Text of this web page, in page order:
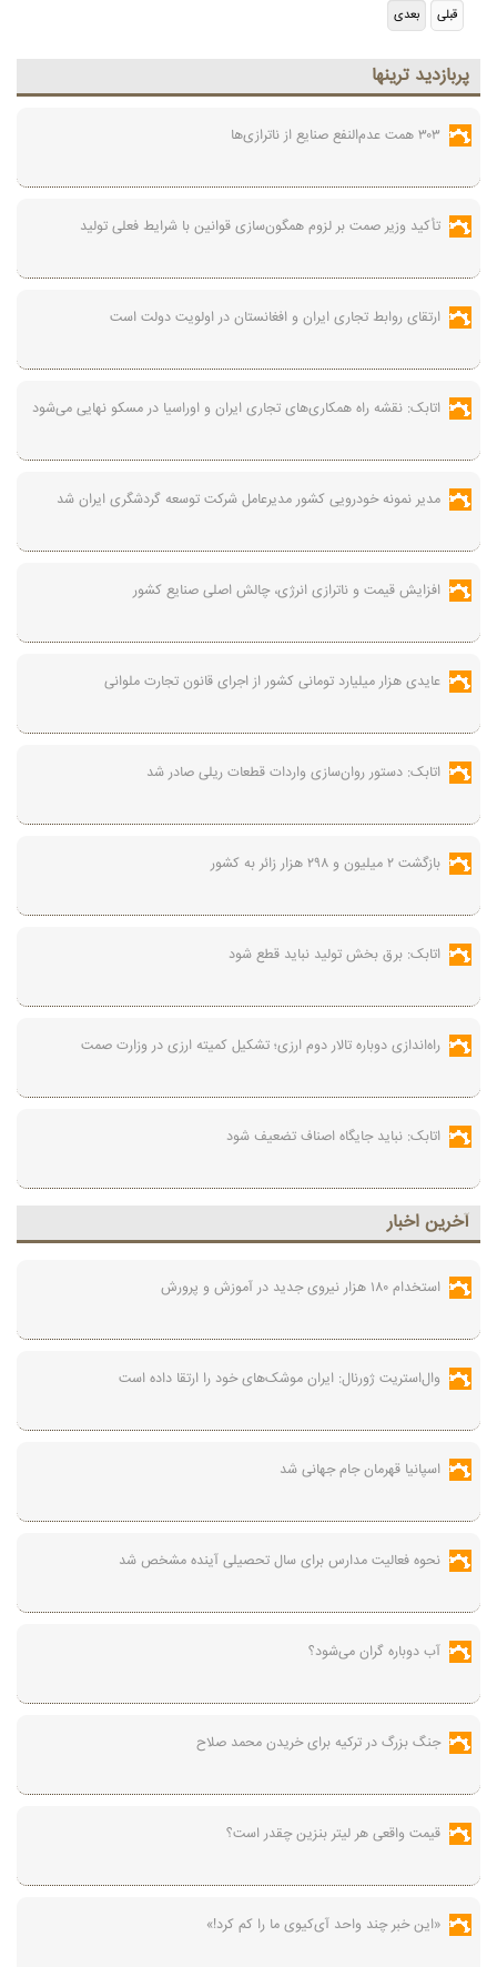
پربازديد ترينها
۳۰۳ همت عدم‌النفع صنایع از ناترازی‌ها
تأکید وزیر صمت بر لزوم همگون‌سازی قوانین با شرایط فعلی تولید
ارتقای روابط تجاری ایران و افغانستان در اولویت دولت است
اتابک: نقشه راه همکاری‌های تجاری ایران و اوراسیا در مسکو نهایی می‌شود
مدیر نمونه خودرویی کشور مدیرعامل شرکت توسعه گردشگری ایران شد
افزایش قیمت و ناترازی انرژی، چالش اصلی صنایع کشور
عایدی هزار میلیارد تومانی کشور از اجرای قانون تجارت ملوانی
اتابک: دستور روان‌سازی واردات قطعات ریلی صادر شد
بازگشت ۲ میلیون و ۲۹۸ هزار زائر به کشور
اتابک: برق بخش تولید نباید قطع شود
راه‌اندازی دوباره تالار دوم ارزی؛ تشکیل کمیته ارزی در وزارت صمت
اتابک: نباید جایگاه اصناف تضعیف شود
آخرين اخبار
استخدام ۱۸۰ هزار نیروی جدید در آموزش‌ و پرورش
وال‌استریت ژورنال: ایران موشک‌های خود را ارتقا داده است
اسپانیا قهرمان جام جهانی شد
نحوه فعالیت مدارس برای سال تحصیلی آینده مشخص شد
آب دوباره گران می‌شود؟
جنگ بزرگ در ترکیه برای خریدن محمد صلاح
قیمت واقعی هر لیتر بنزین چقدر است؟
«این خبر چند واحد آی‌کیوی ما را کم کرد!»